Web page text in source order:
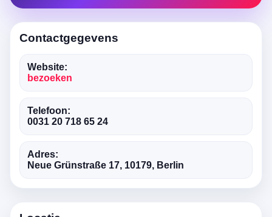
Contactgegevens
Website:
bezoeken
Telefoon:
0031 20 718 65 24
Adres:
Neue Grünstraße 17, 10179, Berlin